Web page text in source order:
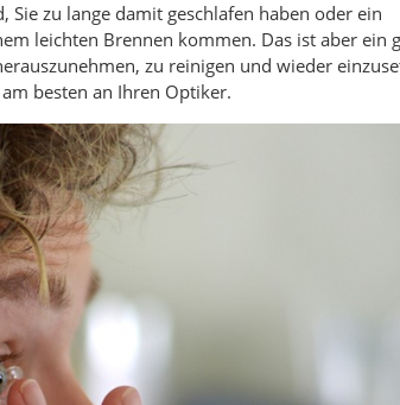
zu lange damit geschlafen haben oder ein
leichten Brennen kommen. Das ist aber ein
zu reinigen und wieder
besten an Ihren Optiker.